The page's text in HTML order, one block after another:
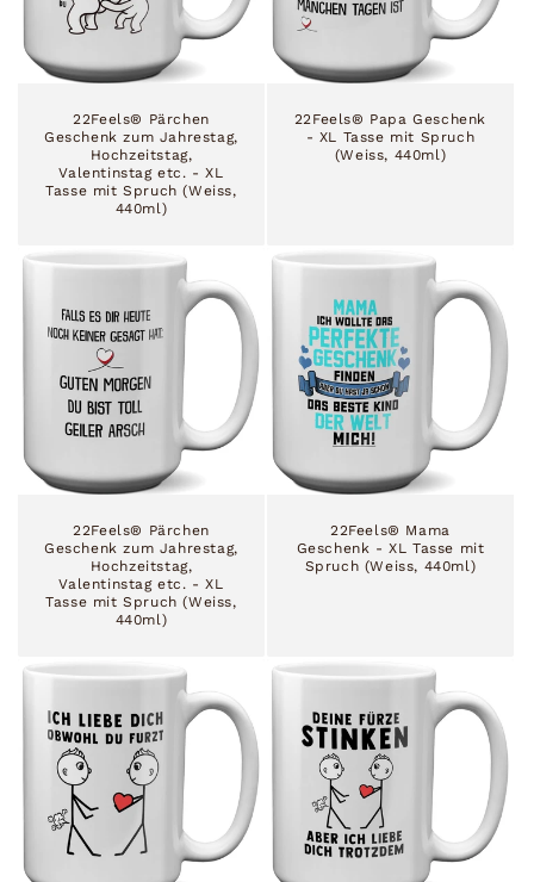
22Feels® Pärchen
Geschenk zum Jahrestag,
Hochzeitstag,
Valentinstag etc. - XL
Tasse mit Spruch (Weiss,
440ml)
22Feels® Papa Geschenk
- XL Tasse mit Spruch
(Weiss, 440ml)
22Feels® Pärchen
Geschenk zum Jahrestag,
Hochzeitstag,
Valentinstag etc. - XL
Tasse mit Spruch (Weiss,
440ml)
22Feels® Mama
Geschenk - XL Tasse mit
Spruch (Weiss, 440ml)